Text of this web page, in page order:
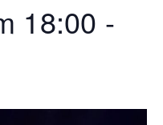
18:00 -